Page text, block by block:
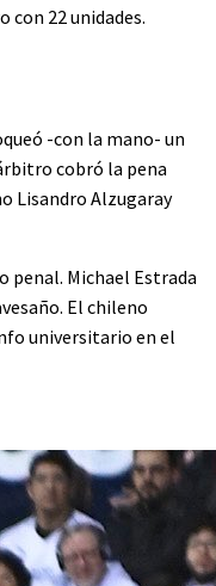
con 22 unidades.
-con la mano- un
cobró la pena
Lisandro Alzugaray
penal. Michael Estrada
El chileno
universitario en el